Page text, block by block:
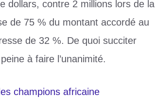
dollars, contre 2 millions lors de la
de 75 % du montant accordé au
de 32 %. De quoi succiter
à faire l’unanimité.
champions africaine